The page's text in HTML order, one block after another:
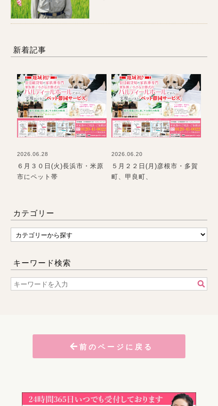
新着記事
2026.06.28
６月３０日(火)長浜市・米原
市にペット帯
2026.06.20
５月２２日(月)彦根市・多賀
町、甲良町、
カテゴリー
キーワード検索
前のページに戻る